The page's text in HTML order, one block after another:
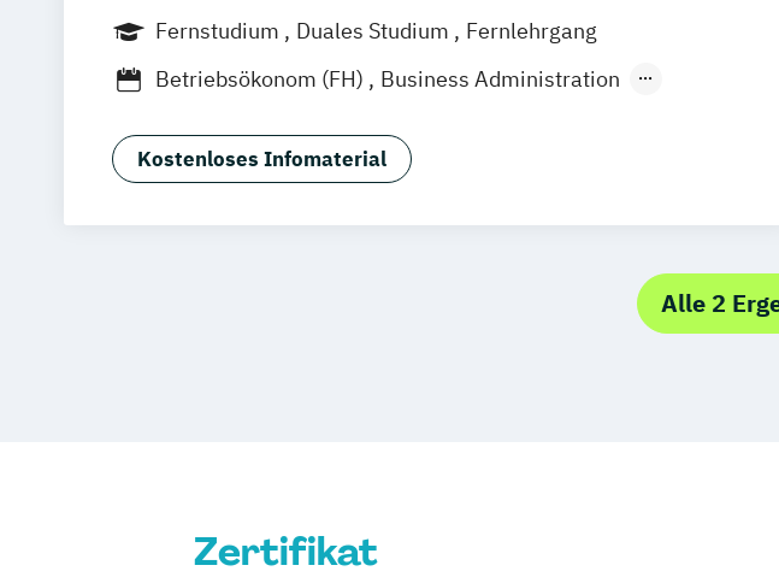
Weil am Rhein
Frankfurt am Main Essen
Linz
Fernstudium Duales Studium
Fernlehrgang
Betriebsökonom (FH)
Business Administration
Digitalisierungsmanagement
Hotel- und Tourismusmarketing
Veranstaltungsökonom (FH)
Kostenloses Infomaterial
Alle 2
Zertifikat